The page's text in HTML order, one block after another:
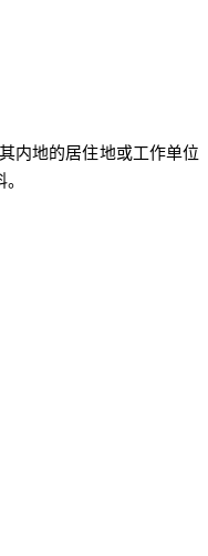
内地的居住地或工作单位